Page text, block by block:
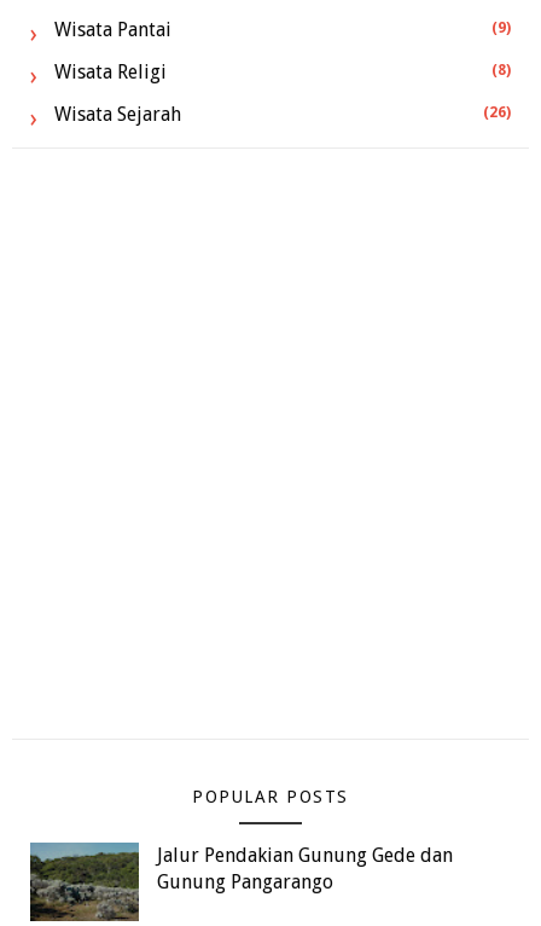
Wisata Pantai (9)
Wisata Religi (8)
Wisata Sejarah (26)
POPULAR POSTS
Jalur Pendakian Gunung Gede dan
Gunung Pangarango